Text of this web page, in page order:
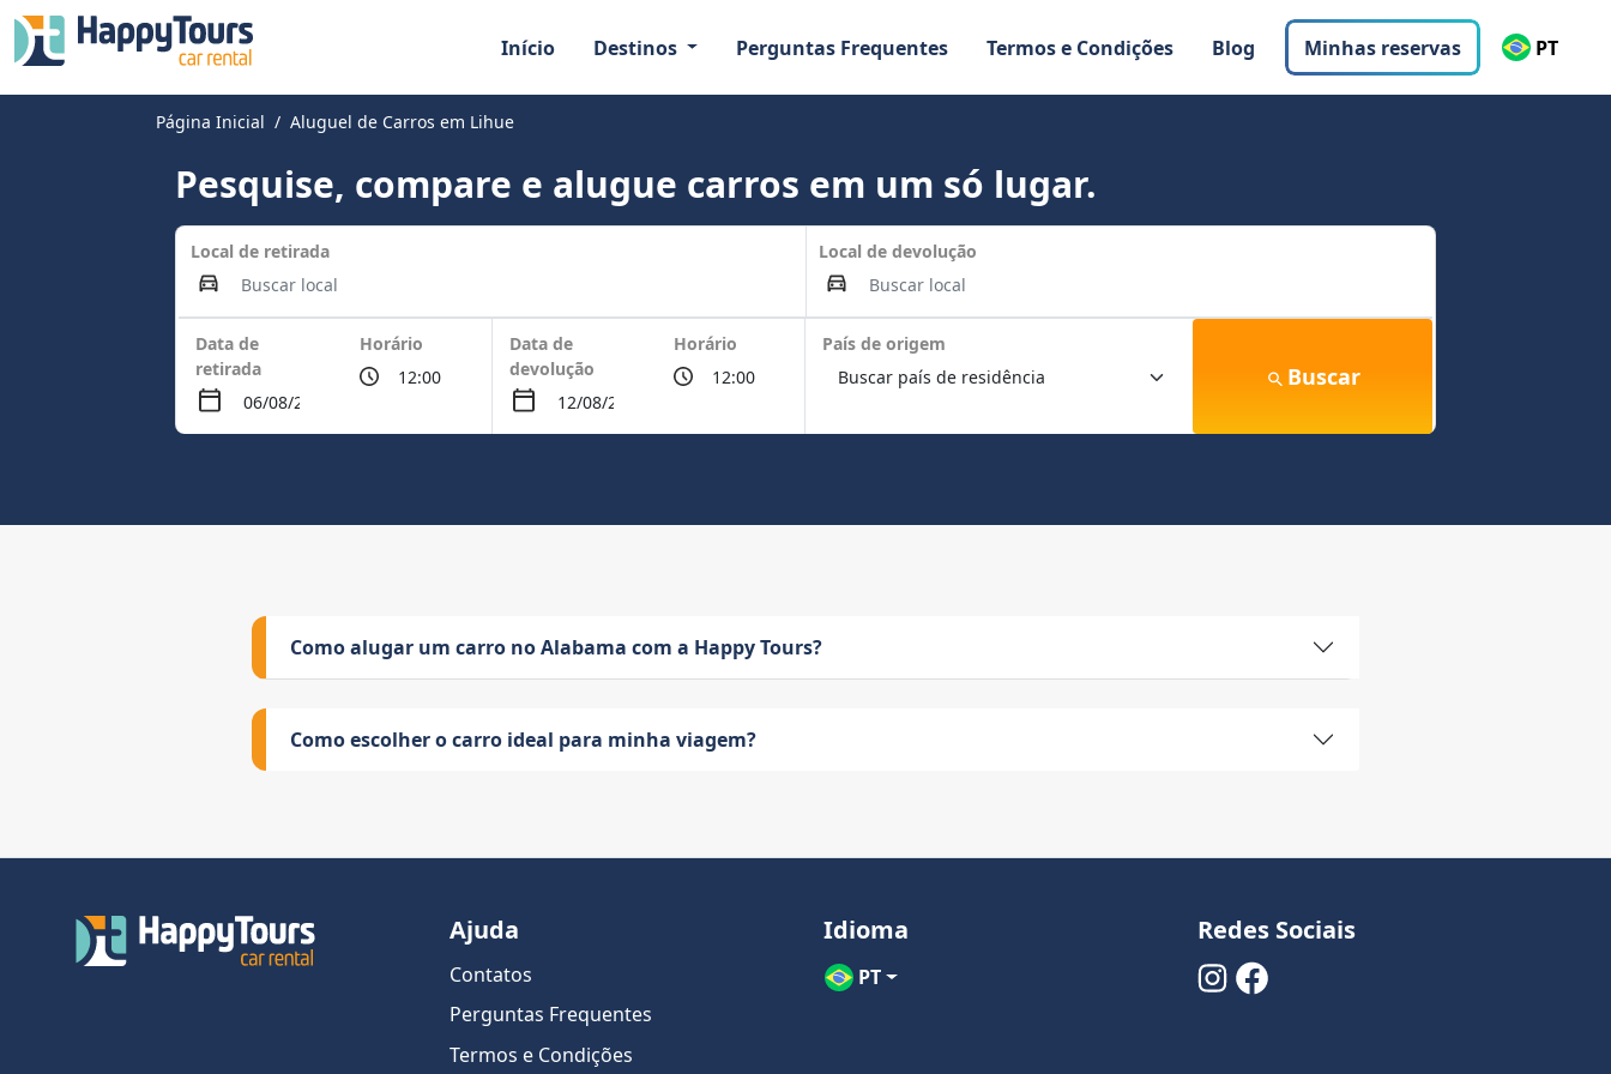
Início Destinos Perguntas Frequentes Termos e Condições Blog Minhas reservas PT
Página Inicial Aluguel de Carros em Lihue
Pesquise, compare e alugue carros em um só lugar.
Local de retirada Local de devolução
Data de
retirada
Horário
Data de
devolução
Horário País de origem
Buscar
Como alugar um carro no Alabama com a Happy Tours?
Como escolher o carro ideal para minha viagem?
Ajuda
Contatos
Perguntas Frequentes
Termos e Condições
Idioma
PT
Redes Sociais